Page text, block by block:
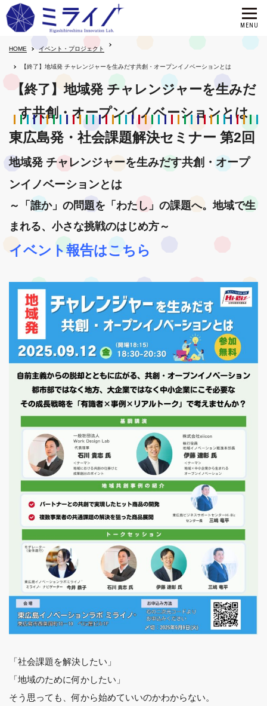
HOME イベント・プロジェクト
【終了】地域発 チャレンジャーを生みだす共創・オープンイノベーションとは
【終了】地域発 チャレンジャーを生みだ
す共創・オープンイノベーションとは
東広島発・社会課題解決セミナー 第2回
地域発 チャレンジャーを生みだす共創・オープ
ンイノベーションとは
～「誰か」の問題を「わたし」の課題へ。地域で生
まれる、小さな挑戦のはじめ方～
イベント報告はこちら
「社会課題を解決したい」
「地域のために何かしたい」
そう思っても、何から始めていいのかわからない。